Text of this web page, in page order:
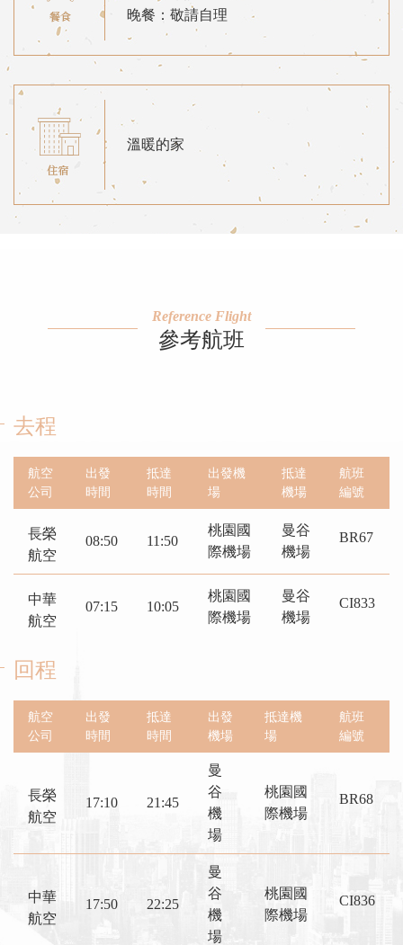
晚餐：敬請自理
溫暖的家
Reference Flight
參考航班
去程
航空
公司
出發
時間
抵達
時間
出發機
場
抵達
機場
航班
編號
長榮
航空
08:50 11:50
桃園國
際機場
曼谷
機場
BR67
中華
航空
07:15 10:05
桃園國
際機場
曼谷
機場
CI833
回程
航空
公司
出發
時間
抵達
時間
出發
機場
抵達機
場
航班
編號
長榮
航空
17:10 21:45
曼
谷
機
場
桃園國
際機場
BR68
中華
航空
17:50 22:25
曼
谷
機
場
桃園國
際機場
CI836